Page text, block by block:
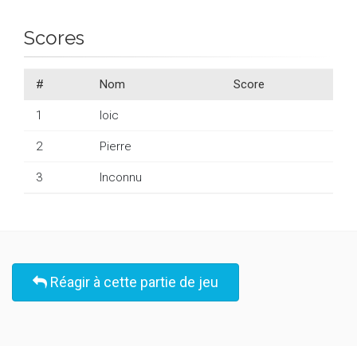
Scores
# Nom Score
1 loic
2 Pierre
3 Inconnu
Réagir à cette partie de jeu